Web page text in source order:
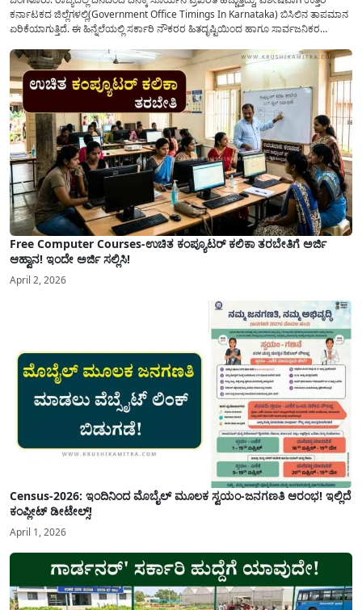
ಕರ್ನಾಟಕದ ಜಿಲ್ಲೆಗಳಲ್ಲಿ(Government Office Timings In Karnataka) ಬಿಸಿಲಿನ ತಾಪಮಾನ
ಏರಿಕೆಯಾಗುತ್ತಿದೆ. ಈ ಹಿನ್ನೆಲೆಯಲ್ಲಿ ಸರ್ಕಾರಿ ನೌಕರರ ಹಿತದೃಷ್ಟಿಯಿಂದ ಹಾಗೂ ಸಾರ್ವಜನಿಕರ
ಮತ್ತು ಕಲ್ಯಾಣ ಕರ್ನಾಟಕದ ಒಟ್ಟು 9 ಜಿಲ್ಲೆಗಳಲ್ಲಿ ಏಪ್ರಿಲ್...
Free Computer Courses-ಉಚಿತ ಕಂಪ್ಯೂಟರ್ ಕಲಿಕಾ ತರಬೇತಿಗೆ ಅರ್ಜಿ
ಆಹ್ವಾನ! ಇಂದೇ ಅರ್ಜಿ ಸಲ್ಲಿಸಿ!
April 2, 2026
Census-2026: ಇಂದಿನಿಂದ ಮೊಬೈಲ್ ಮೂಲಕ ಸ್ವಯಂ-ಜನಗಣತಿ ಆರಂಭ! ಇಲ್ಲಿದೆ
ಕಂಪ್ಲೀಟ್ ಡೀಟೇಲ್ಸ್!
April 1, 2026